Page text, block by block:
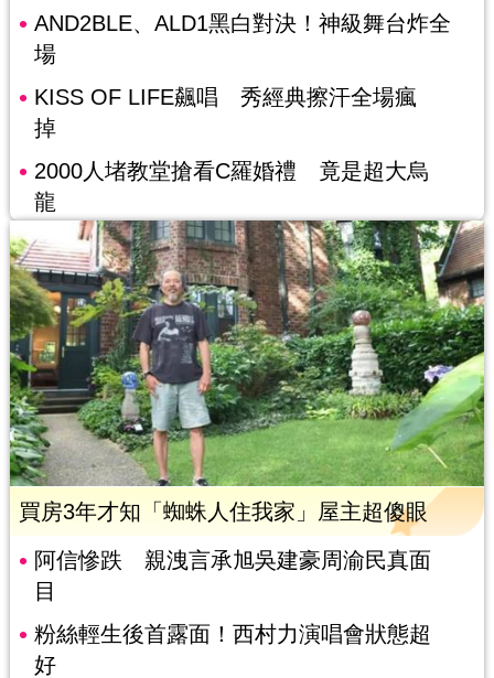
AND2BLE、ALD1黑白對決！神級舞台炸全
場
KISS OF LIFE飆唱 秀經典擦汗全場瘋
掉
2000人堵教堂搶看C羅婚禮 竟是超大烏
龍
買房3年才知「蜘蛛人住我家」屋主超傻眼
阿信慘跌 親洩言承旭吳建豪周渝民真面
目
粉絲輕生後首露面！西村力演唱會狀態超
好